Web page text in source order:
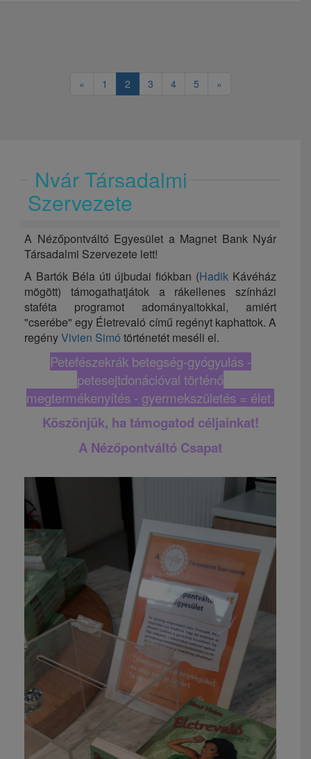
« 1 2 3 4 5 »
Nyár Társadalmi
Szervezete
A Nézőpontváltó Egyesület a Magnet Bank Nyár
Társadalmi Szervezete lett!
A Bartók Béla úti újbudai fiókban (Hadik Kávéház
mögött) támogathatjátok a rákellenes színházi
staféta programot adományaitokkal, amiért
"cserébe" egy Életrevaló című regényt kaphattok. A
regényVivien Simó történetét meséli el.
Petefészekrák betegség-gyógyulás -
petesejtdonációval történő
megtermékenyítés - gyermekszületés = élet.
Köszönjük, ha támogatod céljainkat!
A Nézőpontváltó Csapat